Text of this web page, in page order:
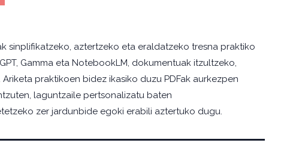
sinplifikatzeko, aztertzeko eta eraldatzeko tresna praktiko
Gamma eta NotebookLM, dokumentuak itzultzeko,
praktikoen bidez ikasiko duzu PDFak aurkezpen
laguntzaile pertsonalizatu baten
zer jardunbide egoki erabili aztertuko dugu.